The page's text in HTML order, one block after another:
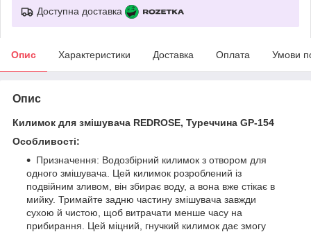
Доступна доставка
Опис Характеристики Доставка Оплата Умови
Опис
Килимок для змішувача REDROSE, Туреччина GP-154
Особливості:
Призначення: Водозбірний килимок з отвором для
одного змішувача. Цей килимок розроблений із
подвійним зливом, він збирає воду, а вона вже стікає в
мийку. Тримайте задню частину змішувача завжди
сухою й чистою, щоб витрачати менше часу на
прибирання. Цей міцний, гнучкий килимок дає змогу